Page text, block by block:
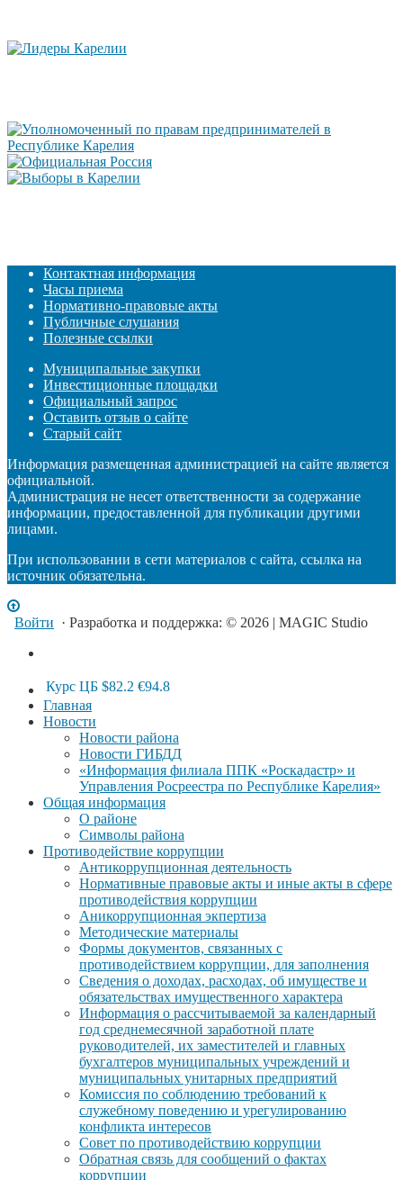
Контактная информация
Часы приема
Нормативно-правовые акты
Публичные слушания
Полезные ссылки
Муниципальные закупки
Инвестиционные площадки
Официальный запрос
Оставить отзыв о сайте
Старый сайт
Информация размещенная администрацией на сайте является
официальной.
Администрация не несет ответственности за содержание
информации, предоставленной для публикации другими
лицами.
При использовании в сети материалов с сайта, ссылка на
источник обязательна.
Войти · Разработка и поддержка: © 2026 | MAGIC Studio
Курс ЦБ $82.2 €94.8
Главная
Новости
Новости района
Новости ГИБДД
«Информация филиала ППК «Роскадастр» и
Управления Росреестра по Республике Карелия»
Общая информация
О районе
Символы района
Противодействие коррупции
Антикоррупционная деятельность
Нормативные правовые акты и иные акты в сфере
противодействия коррупции
Аникоррупционная экпертиза
Методические материалы
Формы документов, связанных с
противодействием коррупции, для заполнения
Сведения о доходах, расходах, об имуществе и
обязательствах имущественного характера
Информация о рассчитываемой за календарный
год среднемесячной заработной плате
руководителей, их заместителей и главных
бухгалтеров муниципальных учреждений и
муниципальных унитарных предприятий
Комиссия по соблюдению требований к
служебному поведению и урегулированию
конфликта интересов
Совет по противодействию коррупции
Обратная связь для сообщений о фактах
коррупции